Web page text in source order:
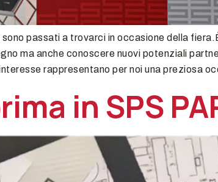
passati a trovarci in occasione della
ma anche conoscere nuovi potenziali
rappresentano per noi una preziosa
in SPS